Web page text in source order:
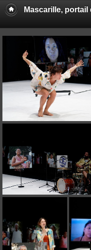
Mascarille,